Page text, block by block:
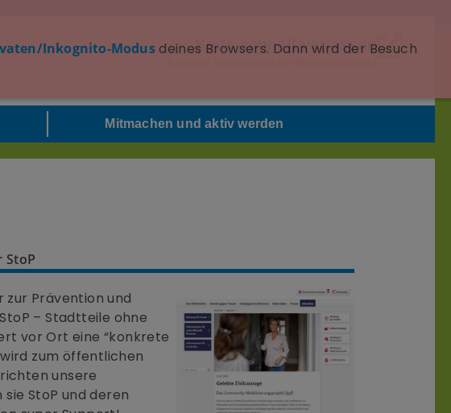
Seite schnell verlassen
Mitmachen und aktiv werden
Prävention und
– Stadtteile ohne
vor Ort eine “konkrete
zum öffentlichen
unsere
StoP und deren
Inkognito-Modusdeines Browsers. Dann wird der Besuch